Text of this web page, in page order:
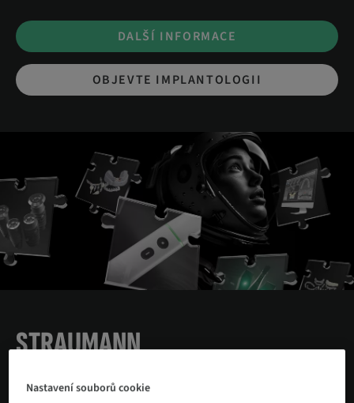
DALŠÍ INFORMACE
OBJEVTE IMPLANTOLOGII
STRAUMANN
Nastavení souborů cookie